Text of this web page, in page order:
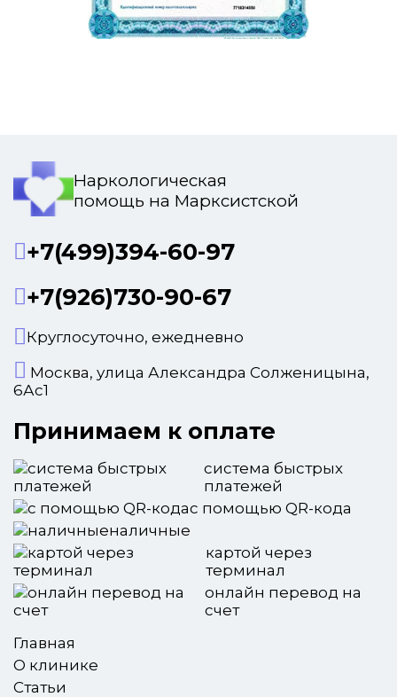
Наркологическая
помощь на Марксистской
+7(499)394-60-97
+7(926)730-90-67
Круглосуточно, ежедневно
Москва, улица Александра Солженицына,
6Ас1
Принимаем к оплате
система быстрых
платежей
с помощью QR-кода
наличные
картой через
терминал
онлайн перевод на
счет
Главная
О клинике
Статьи